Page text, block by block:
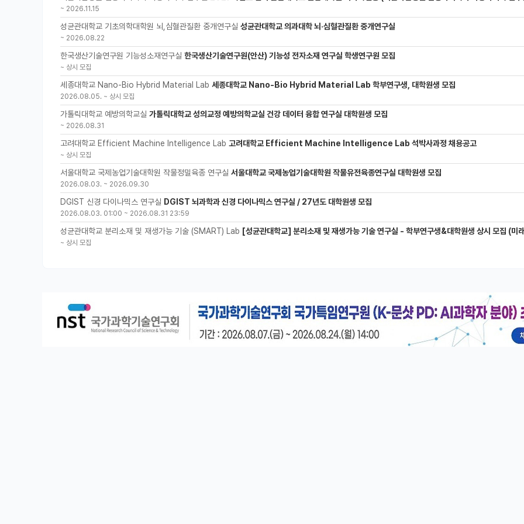
~ 2026.11.15
성균관대학교 기초의학대학원 뇌,심혈관질환 중개연구실 성균관대학교 의과대학 뇌·심혈관질환 중개연구실
~ 2026.08.22
한국생산기술연구원 기능성소재연구실 한국생산기술연구원(안산) 기능성 전자소재 연구실 학생연구원 모집
~ 상시 모집
세종대학교 Nano-Bio Hybrid Material Lab 세종대학교 Nano-Bio Hybrid Material Lab 학부연구생, 대학원생 모집
2026.08.05. ~ 상시 모집
가톨릭대학교 예방의학교실 가톨릭대학교 성의교정 예방의학교실 건강 데이터 융합 연구실 대학원생 모집
~ 2026.08.31
고려대학교 Efficient Machine Intelligence Lab 고려대학교 Efficient Machine Intelligence Lab 석박사과정 채용공고
~ 상시 모집
서울대학교 국제농업기술대학원 작물정밀육종 연구실 서울대학교 국제농업기술대학원 작물유전육종연구실 대학원생 모집
2026.08.03. ~ 2026.09.30
DGIST 신경 다이나믹스 연구실 DGIST 뇌과학과 신경 다이나믹스 연구실 / 27년도 대학원생 모집
2026.08.03. 01:00 ~ 2026.08.31 23:59
성균관대학교 분리소재 및 재생가능 기술 (SMART) Lab [성균관대학교] 분리소재 및 재생가능 기술 연구실 - 학부연구생&대학원생 상시 모집 (미래에
~ 상시 모집